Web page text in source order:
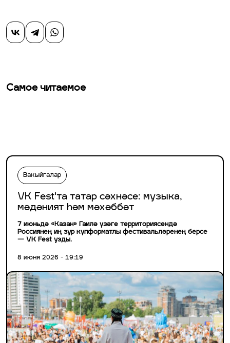
Самое читаемое
Вакыйгалар
VK Fest'та татар сәхнәсе: музыка,
мәдәният һәм мәхәббәт
7 июньдә «Казан» Гаилә үзәге территориясендә
Россиянең иң зур күпформатлы фестивальләренең берсе
— VK Fest узды.
8 июня 2026 - 19:19